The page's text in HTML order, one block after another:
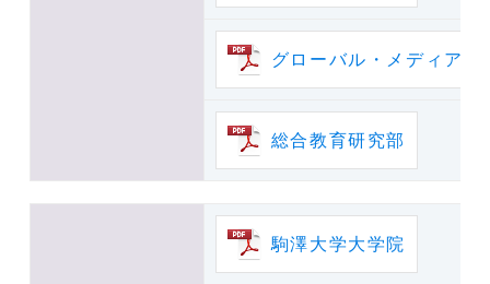
グローバル・メディア・
総合教育研究部
駒澤大学大学院